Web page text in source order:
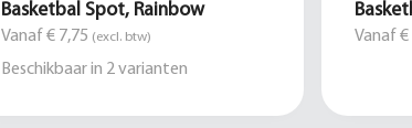
Basketbal Spot, Rainbow
Vanaf € 7,75 (excl. btw)
Beschikbaar in 2varianten
Vanaf €